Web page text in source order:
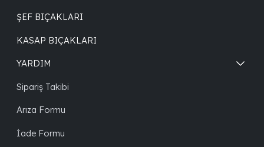
ŞEF BIÇAKLARI
KASAP BIÇAKLARI
YARDIM
Sipariş Takibi
Arıza Formu
İade Formu